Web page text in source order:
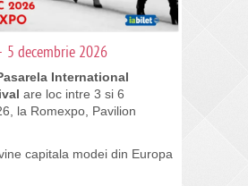
5 decembrie 2026
International
are loc intre 3 si 6
la Romexpo, Pavilion
capitala modei din Europa